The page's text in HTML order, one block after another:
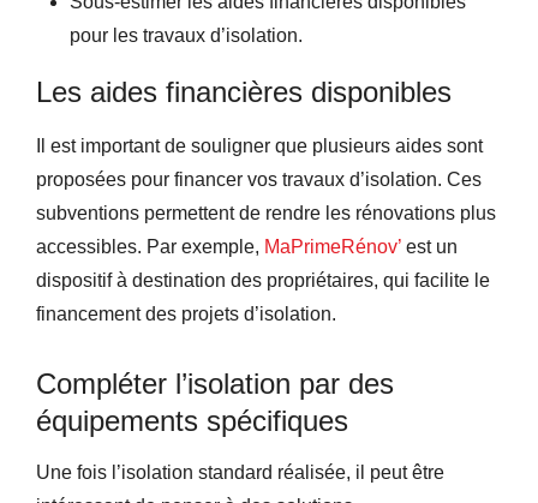
pour les travaux d’isolation.
Les aides financières disponibles
Il est important de souligner que plusieurs aides sont
proposées pour financer vos travaux d’isolation. Ces
subventions permettent de rendre les rénovations plus
accessibles. Par exemple, MaPrimeRénov’ est un
dispositif à destination des propriétaires, qui facilite le
financement des projets d’isolation.
Compléter l’isolation par des
équipements spécifiques
Une fois l’isolation standard réalisée, il peut être